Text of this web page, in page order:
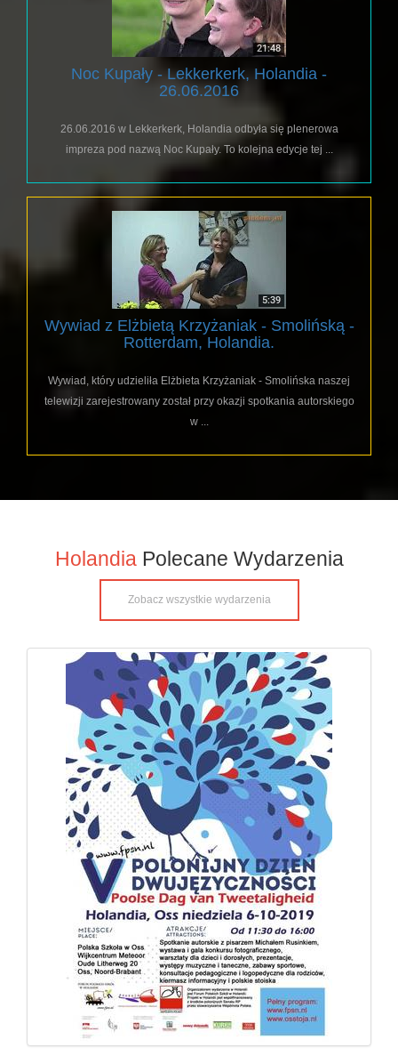
Noc Kupały - Lekkerkerk, Holandia -
26.06.2016
26.06.2016 w Lekkerkerk, Holandia odbyła się plenerowa
impreza pod nazwą Noc Kupały. To kolejna edycje tej ...
Wywiad z Elżbietą Krzyżaniak - Smolińską -
Rotterdam, Holandia.
Wywiad, który udzieliła Elżbieta Krzyżaniak - Smolińska naszej
telewizji zarejestrowany został przy okazji spotkania autorskiego
w ...
HolandiaPolecane Wydarzenia
Zobacz wszystkie wydarzenia